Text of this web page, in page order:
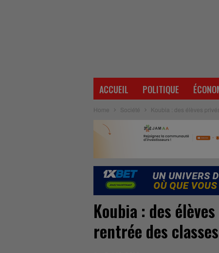
ACCUEIL POLITIQUE
Home Société Koubia : des élèves
Koubia : des
rentrée des classes